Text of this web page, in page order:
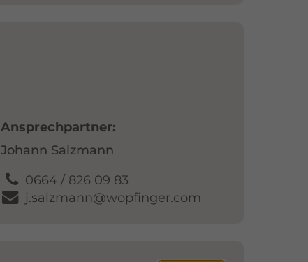
Ansprechpartner
Johann Salzmann
0664 / 826 09 83
j.salzmann@wopfinger.com